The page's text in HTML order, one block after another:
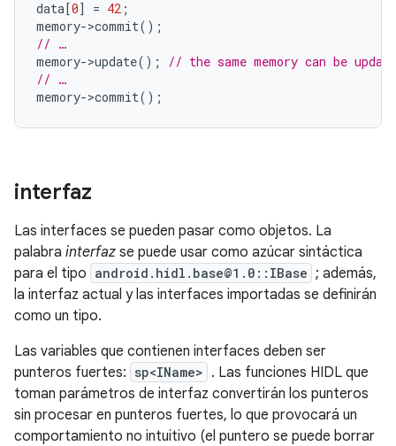
data[0] = 42 ;
memory->commit();
// …
memory->update();
// the same memory can be
// …
memory->commit();
interfaz
Las interfaces se pueden pasar como objetos. La
palabra interfaz se puede usar como azúcar sintáctica
para el tipo android.hidl.base@1.0::IBase ; además,
la interfaz actual y las interfaces importadas se definirán
como un tipo.
Las variables que contienen interfaces deben ser
punteros fuertes: sp<IName> . Las funciones HIDL que
toman parámetros de interfaz convertirán los punteros
sin procesar en punteros fuertes, lo que provocará un
comportamiento no intuitivo (el puntero se puede borrar